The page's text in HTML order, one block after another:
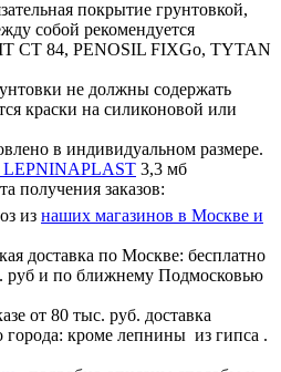
покрытие грунтовкой,
собой рекомендуется
CT 84, PENOSIL FIXGo, TYTAN
не должны содержать
краски на силиконовой или
в индивидуальном размере.
LEPNINAPLAST 3,3 мб
получения заказов:
из наших магазинов в Москве и
доставка по Москве: бесплатно
руб и по ближнему Подмосковью
от 80 тыс. руб. доставка
города: кроме лепнины из гипса .